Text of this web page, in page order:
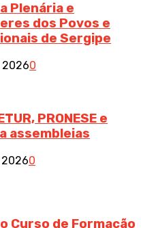
Plenária e
dos Povos e
de Sergipe
20260
PRONESE e
assembleias
0
Curso de Formação